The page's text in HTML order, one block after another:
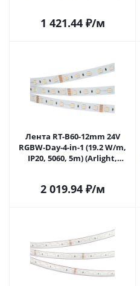
1 421.44₽/м
Лента RT-B60-12mm 24V
RGBW-Day-4-in-1 (19.2 W/m,
IP20, 5060, 5m) (Arlight,
2 019.94₽/м